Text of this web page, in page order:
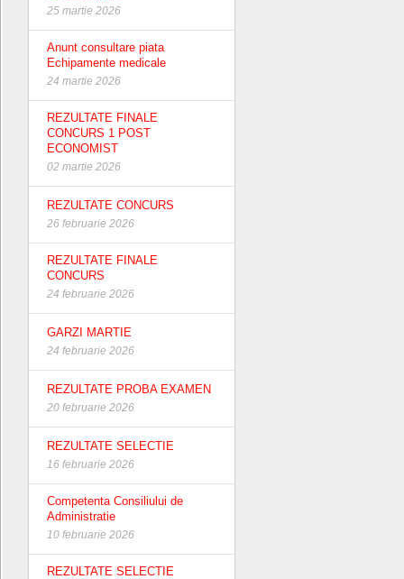
25 martie 2026
Anunt consultare piata
Echipamente medicale
24 martie 2026
REZULTATE FINALE
CONCURS 1 POST
ECONOMIST
02 martie 2026
REZULTATE CONCURS
26 februarie 2026
REZULTATE FINALE
CONCURS
24 februarie 2026
GARZI MARTIE
24 februarie 2026
REZULTATE PROBA EXAMEN
20 februarie 2026
REZULTATE SELECTIE
16 februarie 2026
Competenta Consiliului de
Administratie
10 februarie 2026
REZULTATE SELECTIE